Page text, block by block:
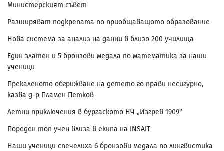
Министерският съвет
Разширяват подкрепата по приобщаващото образование
Нова система за анализ на данни в близо 200 училища
Един златен и 5 бронзови медала по математика за наши
ученици
Прекаленото обгрижване на детето го прави несигурно,
казва д-р Пламен Петков
Летни приключения в бургаското НЧ „Изгрев 1909“
Пореден топ учен влиза в екипа на INSAIT
Наши ученици спечелиха 6 бронзови медала по лингвистика